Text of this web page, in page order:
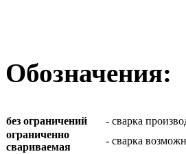
Обозначения:
без ограничений
- сварка
ограниченно
свариваемая
- сварка